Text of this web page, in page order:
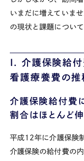
いまだに増えていま
の現状と課題につい
Ⅰ. 介護保険給
看護療養費の推
介護保険給付費
割合はほとんど
平成12年に介護保険
介護保険の給付費の